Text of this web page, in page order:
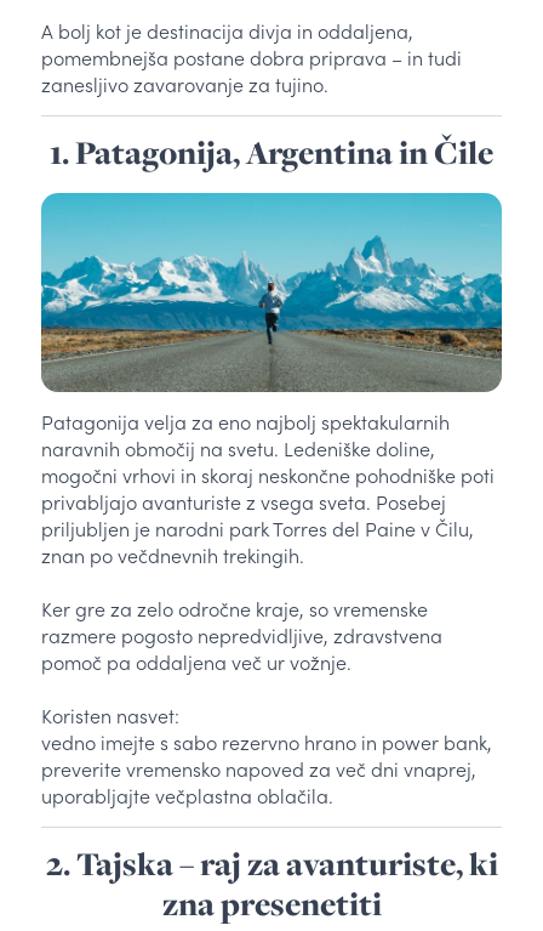
A bolj kot je destinacija divja in oddaljena,
pomembnejša postane dobra priprava – in tudi
zanesljivo zavarovanje za tujino.
1. Patagonija, Argentina in Čile
Patagonija velja za eno najbolj spektakularnih
naravnih območij na svetu. Ledeniške doline,
mogočni vrhovi in skoraj neskončne pohodniške poti
privabljajo avanturiste z vsega sveta. Posebej
priljubljen je narodni park Torres del Paine v Čilu,
znan po večdnevnih trekingih.
Ker gre za zelo odročne kraje, so vremenske
razmere pogosto nepredvidljive, zdravstvena
pomoč pa oddaljena več ur vožnje.
Koristen nasvet:
vedno imejte s sabo rezervno hrano in power bank,
preverite vremensko napoved za več dni vnaprej,
uporabljajte večplastna oblačila.
2. Tajska – raj za avanturiste, ki
zna presenetiti